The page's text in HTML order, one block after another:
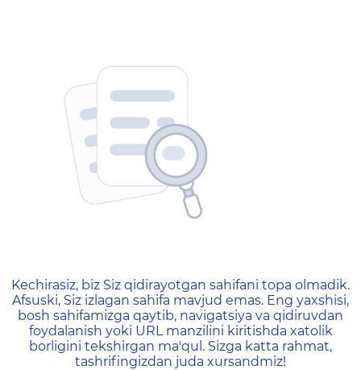
404 — Страница не
Kechirasiz, biz Siz qidirayotgan sahifani topa olmadik.
Afsuski, Siz izlagan sahifa mavjud emas. Eng yaxshisi,
bosh sahifamizga qaytib, navigatsiya va qidiruvdan
foydalanish yoki URL manzilini kiritishda xatolik
borligini tekshirgan ma'qul. Sizga katta rahmat,
tashrifingizdan juda xursandmiz!